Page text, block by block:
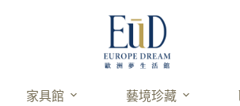
家具館 藝境珍藏